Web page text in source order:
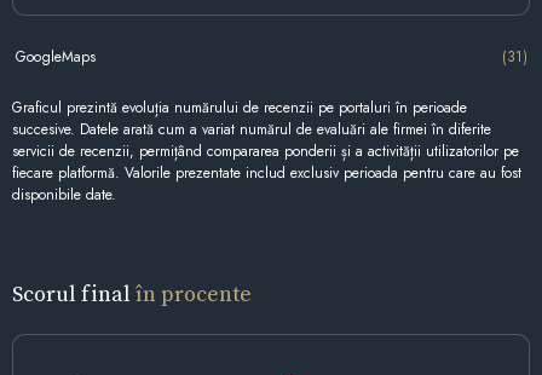
GoogleMaps (31)
Graficul prezintă evoluția numărului de recenzii pe portaluri în perioade
succesive. Datele arată cum a variat numărul de evaluări ale firmei în diferite
servicii de recenzii, permițând compararea ponderii și a activității utilizatorilor pe
fiecare platformă. Valorile prezentate includ exclusiv perioada pentru care au fost
disponibile date.
Scorul final în procente